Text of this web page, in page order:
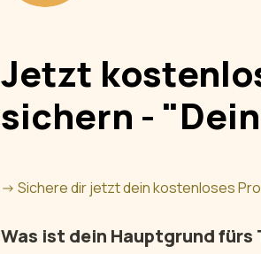
Jetzt
sichern -
-> Sichere dir jetzt dein kostenloses
Was ist dein Hauptgrund fürs